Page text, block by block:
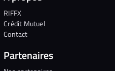
RIFFX
Crédit Mutuel
Contact
Partenaires